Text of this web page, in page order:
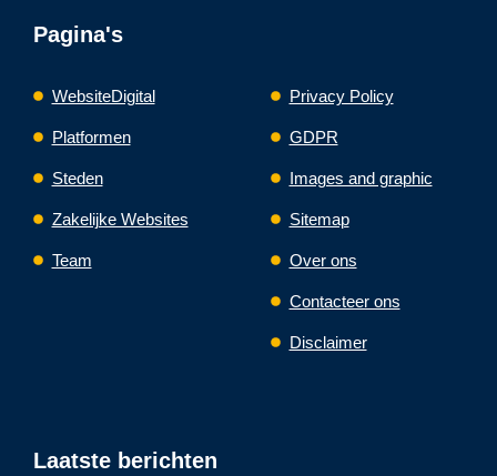
Pagina's
WebsiteDigital
Platformen
Steden
Zakelijke Websites
Team
Privacy Policy
GDPR
Images and graphic
Sitemap
Over ons
Contacteer ons
Disclaimer
Laatste berichten